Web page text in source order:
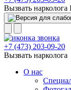
Вызвать нарколога
+7 (473) 203-09-20
Вызвать нарколога
О нас